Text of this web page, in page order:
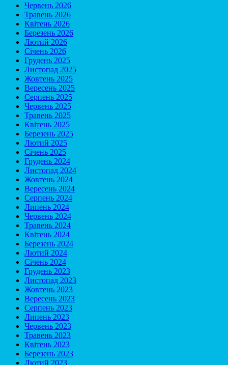
Червень 2026
Травень 2026
Квітень 2026
Березень 2026
Лютий 2026
Січень 2026
Грудень 2025
Листопад 2025
Жовтень 2025
Вересень 2025
Серпень 2025
Червень 2025
Травень 2025
Квітень 2025
Березень 2025
Лютий 2025
Січень 2025
Грудень 2024
Листопад 2024
Жовтень 2024
Вересень 2024
Серпень 2024
Липень 2024
Червень 2024
Травень 2024
Квітень 2024
Березень 2024
Лютий 2024
Січень 2024
Грудень 2023
Листопад 2023
Жовтень 2023
Вересень 2023
Серпень 2023
Липень 2023
Червень 2023
Травень 2023
Квітень 2023
Березень 2023
Лютий 2023